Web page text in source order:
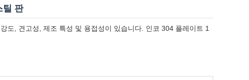
틸 판
도, 견고성, 제조 특성 및 용접성이 있습니다. 인코 304 플레이트 1